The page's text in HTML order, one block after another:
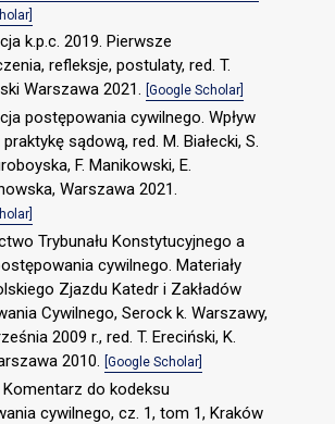
k.p.c. 2019. Pierwsze
refleksje, postulaty, red. T.
Warszawa 2021. [Google Scholar]
postępowania cywilnego. Wpływ
sądową, red. M. Białecki, S.
F. Manikowski, E.
Warszawa 2021.
Trybunału Konstytucyjnego a
cywilnego. Materiały
Zjazdu Katedr i Zakładów
Cywilnego, Serock k. Warszawy,
2009 r., red. T. Ereciński, K.
2010. [Google Scholar]
Komentarz do kodeksu
cywilnego, cz. 1, tom 1, Kraków